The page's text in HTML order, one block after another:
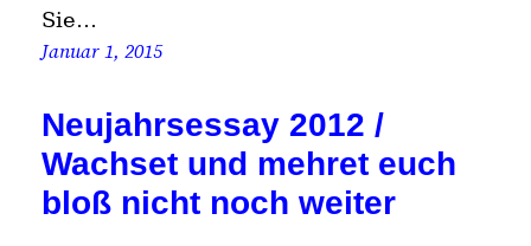
Sie…
Januar 1, 2015
Neujahrsessay 2012 /
Wachset und mehret euch
bloß nicht noch weiter